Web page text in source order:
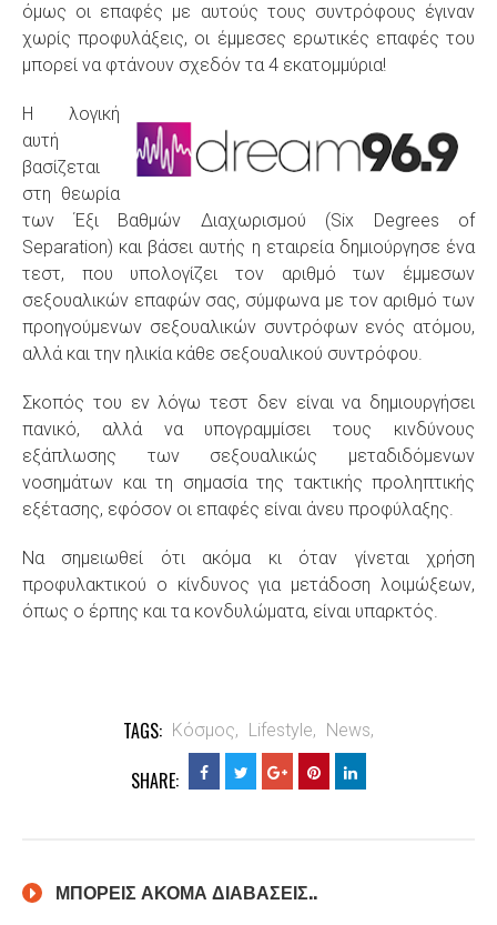
όμως οι επαφές με αυτούς τους συντρόφους έγιναν
χωρίς προφυλάξεις, οι έμμεσες ερωτικές επαφές του
μπορεί να φτάνουν σχεδόν τα 4 εκατομμύρια!
Η λογική
αυτή
βασίζεται
στη θεωρία
των Έξι Βαθμών Διαχωρισμού (Six Degrees of
Separation) και βάσει αυτής η εταιρεία δημιούργησε ένα
τεστ, που υπολογίζει τον αριθμό των έμμεσων
σεξουαλικών επαφών σας, σύμφωνα με τον αριθμό των
προηγούμενων σεξουαλικών συντρόφων ενός ατόμου,
αλλά και την ηλικία κάθε σεξουαλικού συντρόφου.
Σκοπός του εν λόγω τεστ δεν είναι να δημιουργήσει
πανικό, αλλά να υπογραμμίσει τους κινδύνους
εξάπλωσης των σεξουαλικώς μεταδιδόμενων
νοσημάτων και τη σημασία της τακτικής προληπτικής
εξέτασης, εφόσον οι επαφές είναι άνευ προφύλαξης.
Να σημειωθεί ότι ακόμα κι όταν γίνεται χρήση
προφυλακτικού ο κίνδυνος για μετάδοση λοιμώξεων,
όπως ο έρπης και τα κονδυλώματα, είναι υπαρκτός.
TAGS: Κόσμος, Lifestyle, News,
SHARE:
ΜΠΟΡΕΙΣ ΑΚΟΜΑ ΔΙΑΒΑΣΕΙΣ..